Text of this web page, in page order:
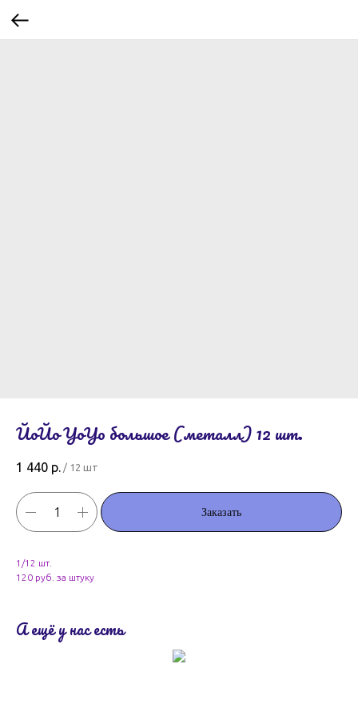
ЙоЙо YoYo большое (металл) 12 шт.
1 440 р. / 12 шт
Заказать
1/12 шт.
120 руб. за штуку
А ещё у нас есть